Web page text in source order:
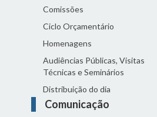
Comissões
Ciclo Orçamentário
Homenagens
Audiências Públicas, Visitas
Técnicas e Seminários
Distribuição do dia
Comunicação